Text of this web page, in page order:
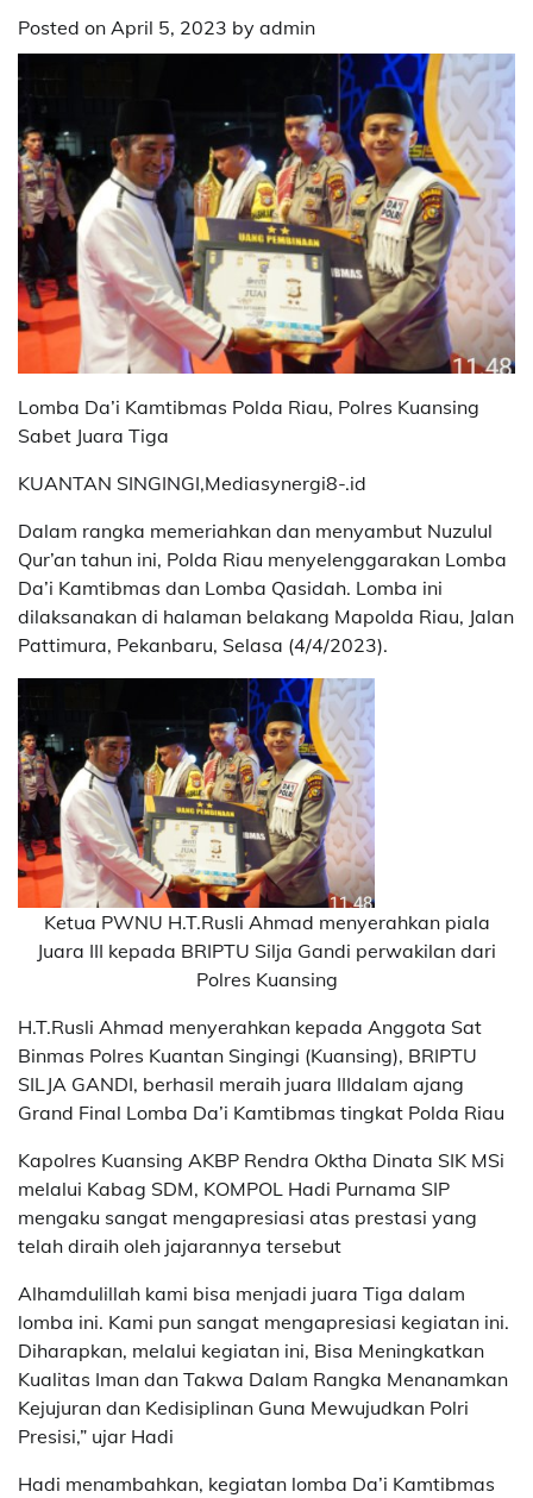
Posted on April 5, 2023 by admin
Lomba Da’i Kamtibmas Polda Riau, Polres Kuansing
Sabet Juara Tiga
KUANTAN SINGINGI,Mediasynergi8-.id
Dalam rangka memeriahkan dan menyambut Nuzulul
Qur’an tahun ini, Polda Riau menyelenggarakan Lomba
Da’i Kamtibmas dan Lomba Qasidah. Lomba ini
dilaksanakan di halaman belakang Mapolda Riau, Jalan
Pattimura, Pekanbaru, Selasa (4/4/2023).
Ketua PWNU H.T.Rusli Ahmad menyerahkan piala
Juara III kepada BRIPTU Silja Gandi perwakilan dari
Polres Kuansing
H.T.Rusli Ahmad menyerahkan kepada Anggota Sat
Binmas Polres Kuantan Singingi (Kuansing), BRIPTU
SILJA GANDI, berhasil meraih juara IIIdalam ajang
Grand Final Lomba Da’i Kamtibmas tingkat Polda Riau
Kapolres Kuansing AKBP Rendra Oktha Dinata SIK MSi
melalui Kabag SDM, KOMPOL Hadi Purnama SIP
mengaku sangat mengapresiasi atas prestasi yang
telah diraih oleh jajarannya tersebut
Alhamdulillah kami bisa menjadi juara Tiga dalam
lomba ini. Kami pun sangat mengapresiasi kegiatan ini.
Diharapkan, melalui kegiatan ini, Bisa Meningkatkan
Kualitas Iman dan Takwa Dalam Rangka Menanamkan
Kejujuran dan Kedisiplinan Guna Mewujudkan Polri
Presisi,” ujar Hadi
Hadi menambahkan, kegiatan lomba Da’i Kamtibmas